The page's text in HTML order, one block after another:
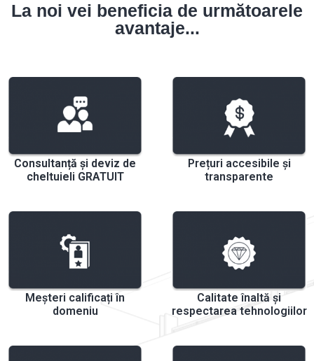
La noi vei beneficia de următoarele
avantaje...
Consultanță și deviz de
cheltuieli GRATUIT
Prețuri accesibile și
transparente
Meșteri calificați în
domeniu
Calitate înaltă și
respectarea tehnologiilor